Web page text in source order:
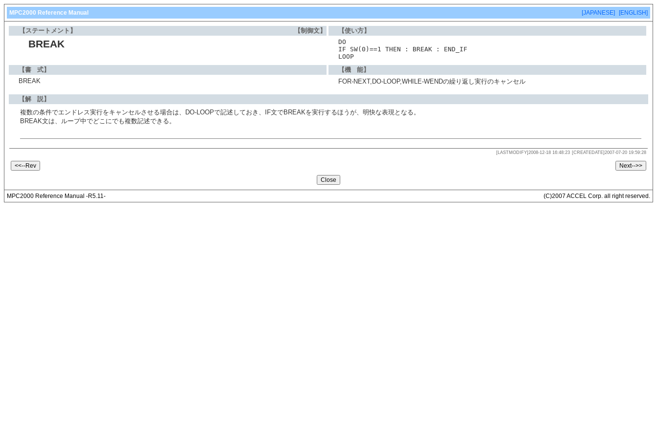
MPC2000 Reference Manual [JAPANESE] [ENGLISH]
【ステートメント】 【制御文】 【使い方】
BREAK
DO
IF SW(0)==1 THEN : BREAK : END_IF
LOOP
【書 式】
【機 能】
BREAK
FOR-NEXT,DO-LOOP,WHILE-WENDの繰り返し実行のキャンセル
【解 説】
複数の条件でエンドレス実行をキャンセルさせる場合は、DO-LOOPで記述しておき、IF文でBREAKを実行するほうが、明快な表現となる。
BREAK文は、ループ中でどこにでも複数記述できる。
[LASTMODIFY]2008-12-18 16:48:23 [CREATEDATE]2007-07-20 19:59:28
MPC2000 Reference Manual -R5.11- (C)2007 ACCEL Corp. all right reserved.